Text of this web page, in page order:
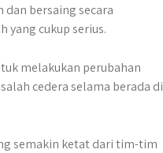
bersaing secara
yang cukup serius.
melakukan perubahan
cedera selama berada di
semakin ketat dari tim-tim